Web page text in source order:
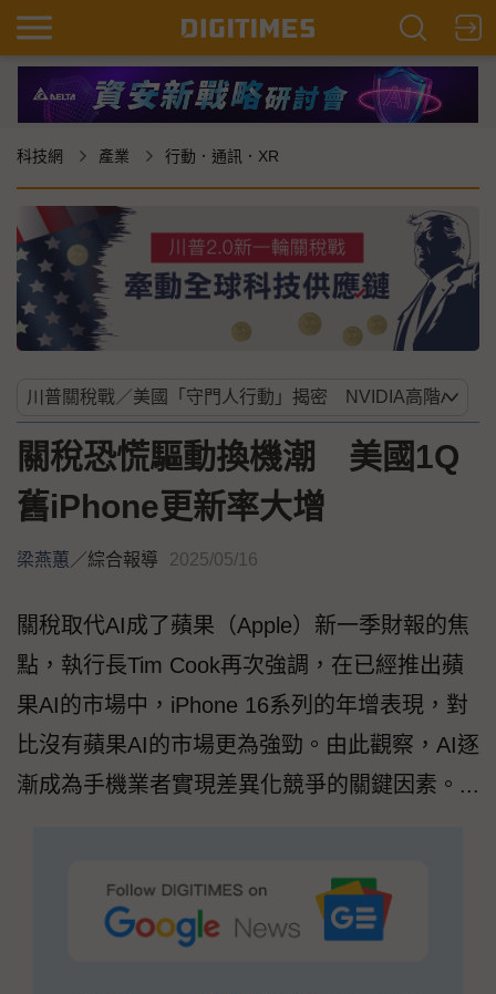
科技網 產業 行動．通訊．XR
關稅恐慌驅動換機潮 美國1Q
舊iPhone更新率大增
梁燕蕙 ／綜合報導 2025/05/16
關稅取代AI成了蘋果（Apple）新一季財報的焦
點，執行長Tim Cook再次強調，在已經推出蘋
果AI的市場中，iPhone 16系列的年增表現，對
比沒有蘋果AI的市場更為強勁。由此觀察，AI逐
漸成為手機業者實現差異化競爭的關鍵因素。...